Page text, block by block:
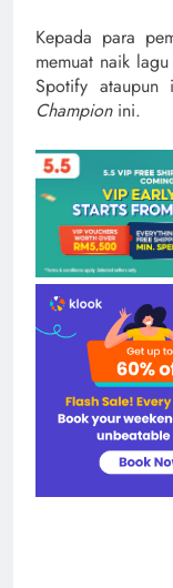
Kepada para
memuat naik
Spotify ataupun
Championini.